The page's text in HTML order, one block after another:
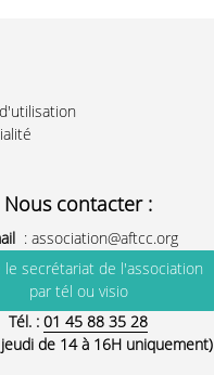
Nous contacter :
: association@aftcc.org
le secrétariat de l'association
par tél ou visio
Tél. : 01 45 88 35 28
de 14 à 16H uniquement)